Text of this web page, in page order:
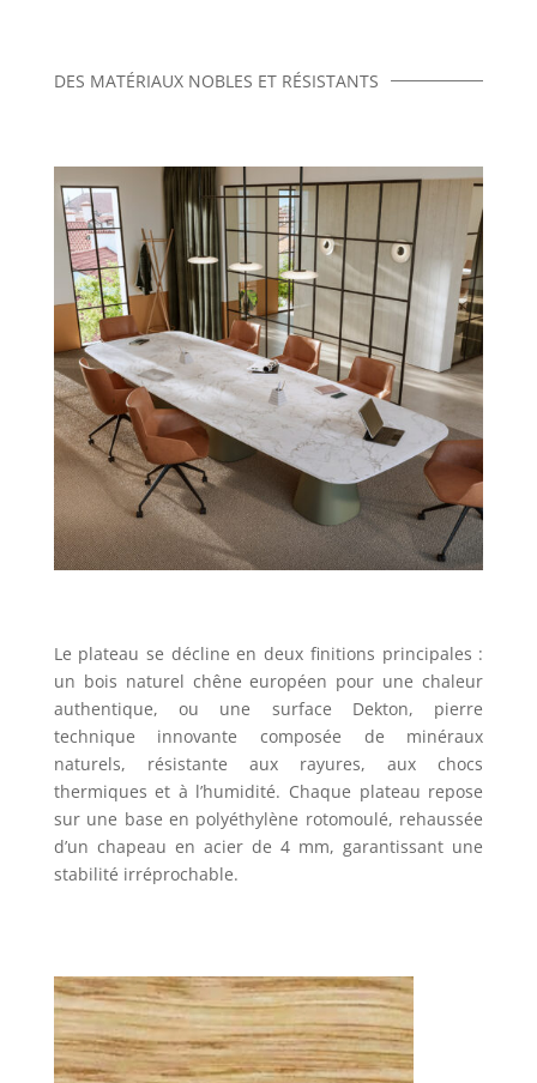
DES MATÉRIAUX NOBLES ET RÉSISTANTS
Le plateau se décline en deux finitions principales :
un bois naturel chêne européen pour une chaleur
authentique, ou une surface Dekton, pierre
technique innovante composée de minéraux
naturels, résistante aux rayures, aux chocs
thermiques et à l’humidité. Chaque plateau repose
sur une base en polyéthylène rotomoulé, rehaussée
d’un chapeau en acier de 4 mm, garantissant une
stabilité irréprochable.